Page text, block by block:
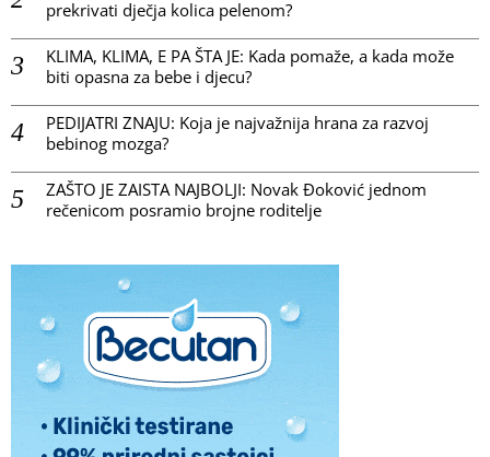
prekrivati dječja kolica pelenom?
KLIMA, KLIMA, E PA ŠTA JE: Kada pomaže, a kada može
biti opasna za bebe i djecu?
PEDIJATRI ZNAJU: Koja je najvažnija hrana za razvoj
bebinog mozga?
ZAŠTO JE ZAISTA NAJBOLJI: Novak Đoković jednom
rečenicom posramio brojne roditelje